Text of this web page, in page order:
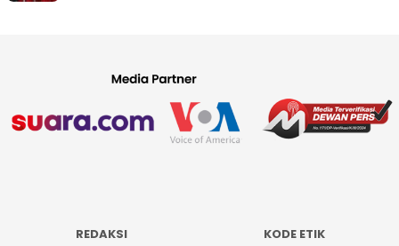
REDAKSI
KODE ETIK